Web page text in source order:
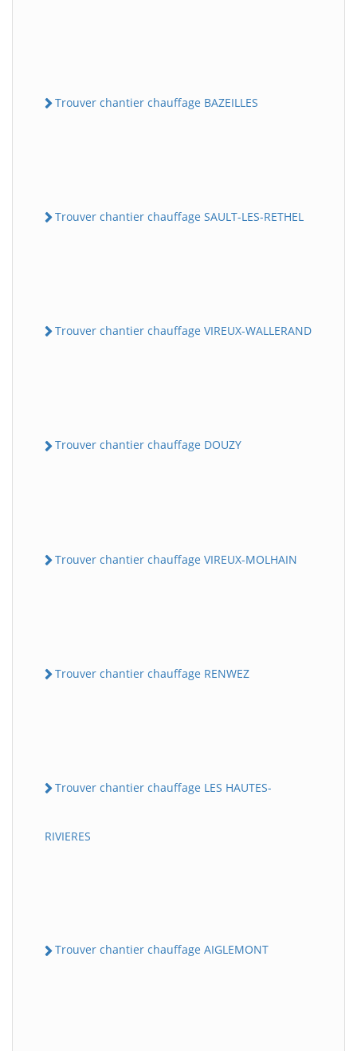
Trouver chantier chauffage BAZEILLES
Trouver chantier chauffage SAULT-LES-RETHEL
Trouver chantier chauffage VIREUX-WALLERAND
Trouver chantier chauffage DOUZY
Trouver chantier chauffage VIREUX-MOLHAIN
Trouver chantier chauffage RENWEZ
Trouver chantier chauffage LES HAUTES-
RIVIERES
Trouver chantier chauffage AIGLEMONT